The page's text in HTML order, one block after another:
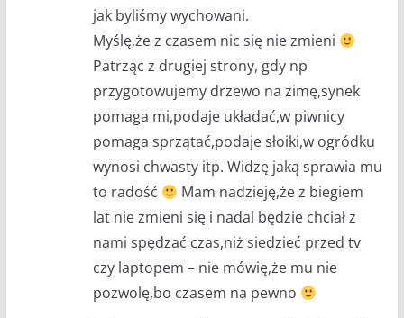
jak byliśmy wychowani.
Myślę,że z czasem nic się nie zmieni
Patrząc z drugiej strony, gdy np
przygotowujemy drzewo na zimę,synek
pomaga mi,podaje układać,w piwnicy
pomaga sprzątać,podaje słoiki,w ogródku
wynosi chwasty itp. Widzę jaką sprawia mu
to radość
Mam nadzieję,że z biegiem
lat nie zmieni się i nadal będzie chciał z
nami spędzać czas,niż siedzieć przed tv
czy laptopem – nie mówię,że mu nie
pozwolę,bo czasem na pewno